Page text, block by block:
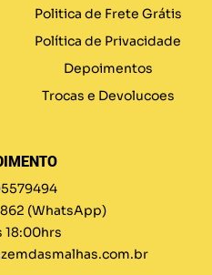
Politica de Frete Grátis
Política de Privacidade
Depoimentos
Trocas e Devolucoes
(WhatsApp)
18:00hrs